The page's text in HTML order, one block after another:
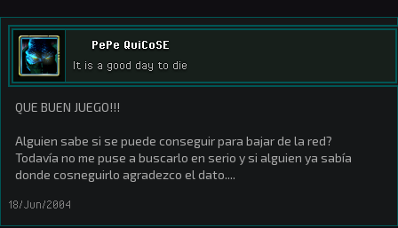
PePe QuiCoSE
It is a good day to die
QUE BUEN JUEGO!!!
Alguien sabe si se puede conseguir para bajar de la red?
Todavía no me puse a buscarlo en serio y si alguien ya sabía
donde cosneguirlo agradezco el dato....
18/Jun/2004